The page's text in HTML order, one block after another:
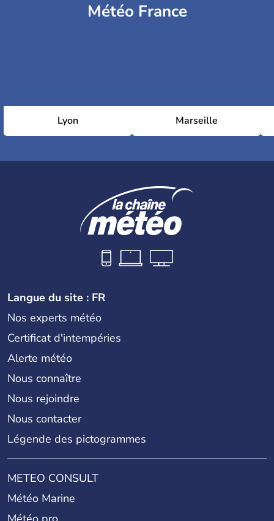
Météo France
Lyon Marseille
Langue du site : FR
Nos experts météo
Certificat d'intempéries
Alerte météo
Nous connaître
Nous rejoindre
Nous contacter
Légende des pictogrammes
METEO CONSULT
Météo Marine